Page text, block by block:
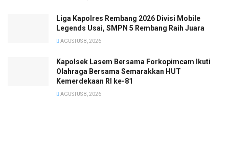
Liga Kapolres Rembang 2026 Divisi Mobile
Legends Usai, SMPN 5 Rembang Raih Juara
AGUSTUS 8, 2026
Kapolsek Lasem Bersama Forkopimcam Ikuti
Olahraga Bersama Semarakkan HUT
Kemerdekaan RI ke-81
AGUSTUS 8, 2026